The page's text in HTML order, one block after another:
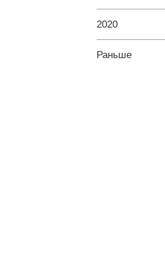
2020
Раньше